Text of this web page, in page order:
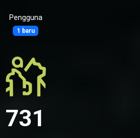
Pengguna
1 baru
731